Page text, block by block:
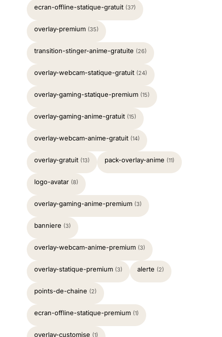
ecran-offline-statique-gratuit (37)
overlay-premium (35)
transition-stinger-anime-gratuite (26)
overlay-webcam-statique-gratuit (24)
overlay-gaming-statique-premium (15)
overlay-gaming-anime-gratuit (15)
overlay-webcam-anime-gratuit (14)
overlay-gratuit (13) pack-overlay-anime (11)
logo-avatar (8)
overlay-gaming-anime-premium (3)
banniere (3)
overlay-webcam-anime-premium (3)
overlay-statique-premium (3) alerte (2)
points-de-chaine (2)
ecran-offline-statique-premium (1)
overlay-customise (1)